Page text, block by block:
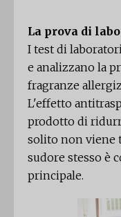
La prova di
I test di
e analizzano la
fragranze
L'effetto
prodotto di
solito non viene
sudore stesso è
principale.